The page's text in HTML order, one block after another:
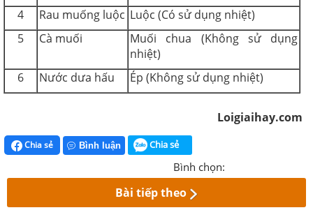
4
Rau muống luộc Luộc (Có sử dụng nhiệt)
5
Cà muối
Muối chua (Không sử dụng
nhiệt)
6
Nước dưa hấu Ép (Không sử dụng nhiệt)
Loigiaihay.com
Chia sẻ Bình luận Chia sẻ
Bình chọn:
Bài tiếp theo